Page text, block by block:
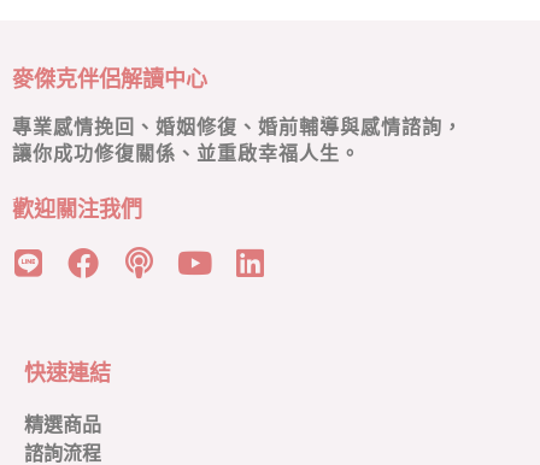
麥傑克伴侶解讀中心
專業感情挽回、婚姻修復、婚前輔導與感情諮詢，
讓你成功修復關係、並重啟幸福人生。
歡迎關注我們
快速連結
精選商品
諮詢流程